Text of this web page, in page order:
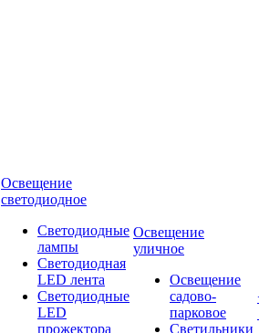
Освещение
светодиодное
Светодиодные
лампы
Светодиодная
LED лента
Светодиодные
LED
прожектора
Освещение
уличное
Освещение
садово-
парковое
Светильники